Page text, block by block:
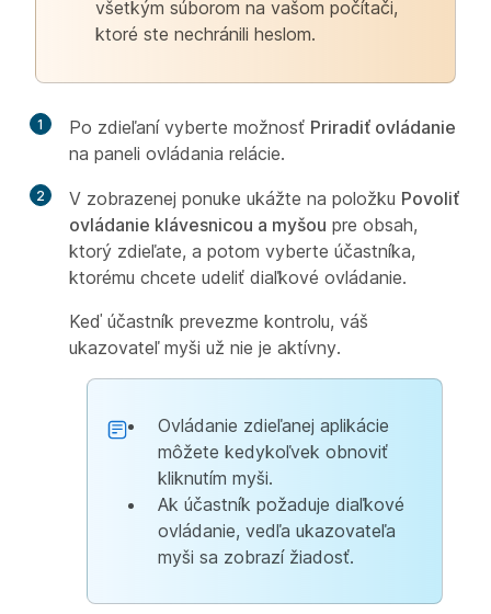
všetkým súborom na vašom počítači,
ktoré ste nechránili heslom.
1 Po zdieľaní vyberte možnosť Priradiť ovládanie
na paneli ovládania relácie.
2 V zobrazenej ponuke ukážte na položku Povoliť
ovládanie klávesnicou a myšou pre obsah,
ktorý zdieľate, a potom vyberte účastníka,
ktorému chcete udeliť diaľkové ovládanie.
Keď účastník prevezme kontrolu, váš
ukazovateľ myši už nie je aktívny.
Ovládanie zdieľanej aplikácie
môžete kedykoľvek obnoviť
kliknutím myši.
Ak účastník požaduje diaľkové
ovládanie, vedľa ukazovateľa
myši sa zobrazí žiadosť.